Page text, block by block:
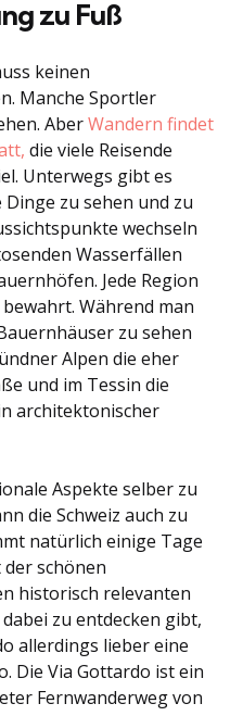
zu Fuß
keinen
Manche Sportler
AberWandern findet
die viele Reisende
Unterwegs gibt es
zu sehen und zu
wechseln
Wasserfällen
Jede Region
Während man
zu sehen
Alpen die eher
und im Tessin die
architektonischer
Aspekte selber zu
die Schweiz auch zu
natürlich einige Tage
schönen
historisch relevanten
zu entdecken gibt,
allerdings lieber eine
Die Via Gottardo ist ein
Fernwanderweg von